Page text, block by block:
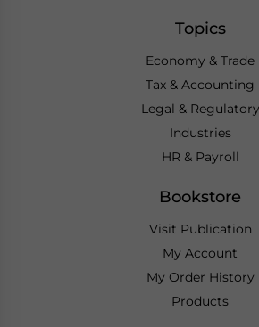
Topics
Economy & Trade
Tax & Accounting
Legal & Regulatory
Industries
HR & Payroll
Bookstore
Visit Publication
My Account
My Order History
Products